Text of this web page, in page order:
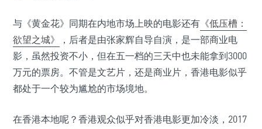
与《黄金花》同期在内地市场上映的电影还有 《低压槽：
欲望之城》
，后者是由张家辉自导自演，是一部商业电
影，虽然投资不小，但在五一档的三天中也未能拿到3000
万元的票房。不管是文艺片，还是商业片，香港电影似乎
都处于一个较为尴尬的市场境地。
在香港本地呢？香港观众似乎对香港电影更加冷淡，2017